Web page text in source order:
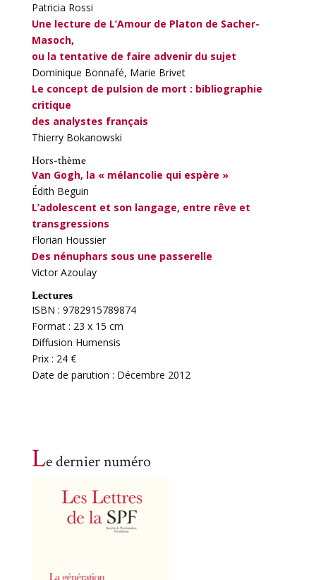
Patricia Rossi
Une lecture de L’Amour de Platon de Sacher-
Masoch,
ou la tentative de faire advenir du sujet
Dominique Bonnafé, Marie Brivet
Le concept de pulsion de mort : bibliographie
critique
des analystes français
Thierry Bokanowski
Hors-thème
Van Gogh, la « mélancolie qui espère »
Édith Beguin
L’adolescent et son langage, entre rêve et
transgressions
Florian Houssier
Des nénuphars sous une passerelle
Victor Azoulay
Lectures
ISBN : 9782915789874
Format : 23 x 15 cm
Diffusion Humensis
Prix : 24 €
Date de parution : Décembre 2012
Le dernier numéro